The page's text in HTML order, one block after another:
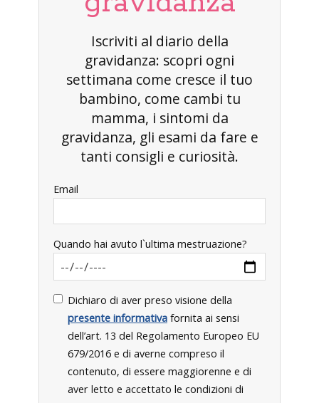
Iscriviti al diario della
gravidanza: scopri ogni
settimana come cresce il tuo
bambino, come cambi tu
mamma, i sintomi da
gravidanza, gli esami da fare e
tanti consigli e curiosità.
Email
Quando hai avuto l`ultima mestruazione?
Dichiaro di aver preso visione della
presente informativa fornita ai sensi
dell’art. 13 del Regolamento Europeo EU
679/2016 e di averne compreso il
contenuto, di essere maggiorenne e di
aver letto e accettato le condizioni di